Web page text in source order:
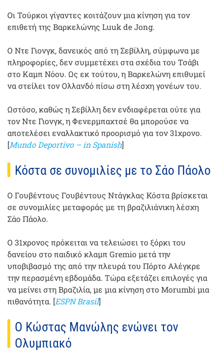
Οι Τούρκοι γίγαντες κοιτάζουν μια κίνηση για τον
επιθετή της Βαρκελώνης Luuk de Jong.
Ο Ντε Γιονγκ, δανεικός από τη Σεβίλλη, σύμφωνα με
πληροφορίες, δεν συμμετέχει στα σχέδια του Τσάβι
στο Καμπ Νόου. Ως εκ τούτου, η Βαρκελώνη επιθυμεί
να στείλει τον Ολλανδό πίσω στη λέσχη γονέων του.
Ωστόσο, καθώς η Σεβίλλη δεν ενδιαφέρεται ούτε για
τον Ντε Γιονγκ, η Φενερμπαχτσέ θα μπορούσε να
αποτελέσει εναλλακτικό προορισμό για τον 31χρονο.
[Mundo Deportivo – in Spanish]
Κόστα σε συνομιλίες με το Σάο Πάολο
Ο Γουβέντους Γουβέντους Ντάγκλας Κόστα βρίσκεται
σε συνομιλίες μεταφοράς με τη βραζιλιάνικη λέσχη
Σάο Πάολο.
Ο 31χρονος πρόκειται να τελειώσει το ξόρκι του
δανείου στο παιδικό κλαμπ Gremio μετά την
υποβιβασμό της από την πλευρά του Πόρτο Αλέγκρε
την περασμένη εβδομάδα. Τώρα εξετάζει επιλογές για
να μείνει στη Βραζιλία, με μια κίνηση στο Morumbi μια
πιθανότητα. [ESPN Brasil]
Ο Κώστας Μανώλης ενώνει τον
Ολυμπιακό